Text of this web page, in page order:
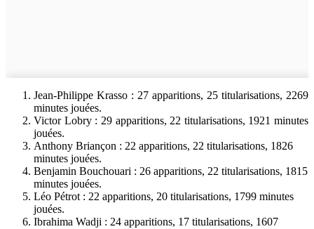
Jean-Philippe Krasso : 27 apparitions, 25 titularisations, 2269
minutes jouées.
Victor Lobry : 29 apparitions, 22 titularisations, 1921 minutes
jouées.
Anthony Briançon : 22 apparitions, 22 titularisations, 1826
minutes jouées.
Benjamin Bouchouari : 26 apparitions, 22 titularisations, 1815
minutes jouées.
Léo Pétrot : 22 apparitions, 20 titularisations, 1799 minutes
jouées.
Ibrahima Wadji : 24 apparitions, 17 titularisations, 1607